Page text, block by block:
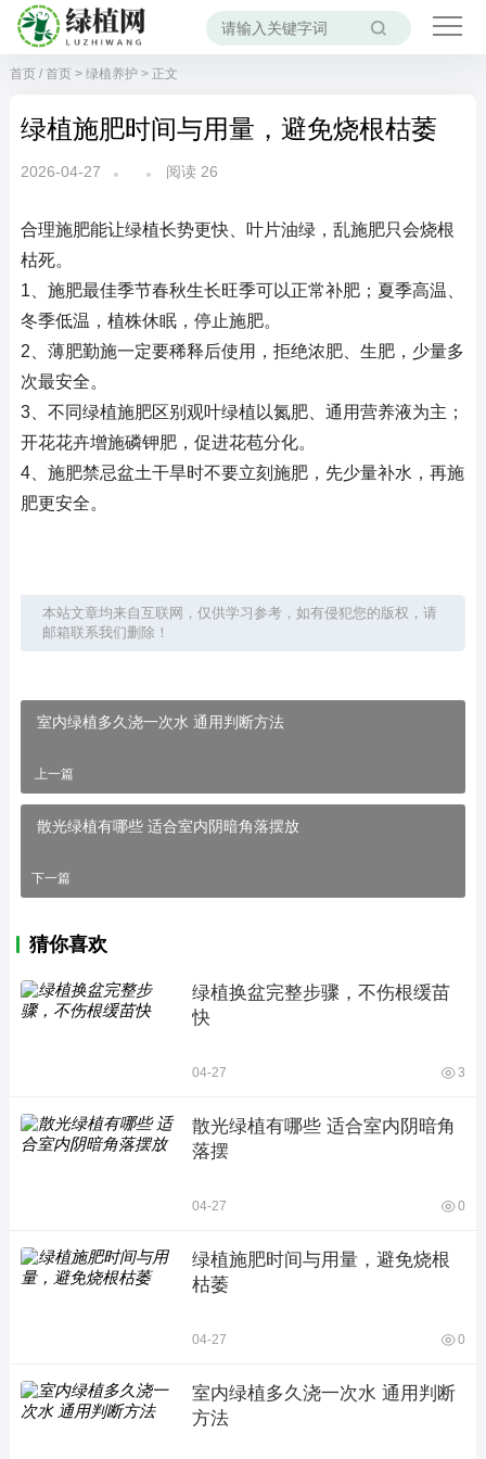
首页/ 首页> 绿植养护 > 正文
绿植施肥时间与用量，避免烧根枯萎
2026-04-27 阅读 26
合理施肥能让绿植长势更快、叶片油绿，乱施肥只会烧根
枯死。
1、施肥最佳季节春秋生长旺季可以正常补肥；夏季高温、
冬季低温，植株休眠，停止施肥。
2、薄肥勤施一定要稀释后使用，拒绝浓肥、生肥，少量多
次最安全。
3、不同绿植施肥区别观叶绿植以氮肥、通用营养液为主；
开花花卉增施磷钾肥，促进花苞分化。
4、施肥禁忌盆土干旱时不要立刻施肥，先少量补水，再施
肥更安全。
本站文章均来自互联网，仅供学习参考，如有侵犯您的版权，请
邮箱联系我们删除！
室内绿植多久浇一次水 通用判断方法
上一篇
散光绿植有哪些 适合室内阴暗角落摆放
下一篇
猜你喜欢
绿植换盆完整步骤，不伤根缓苗
快
04-27 3
散光绿植有哪些 适合室内阴暗角
落摆
04-27 0
绿植施肥时间与用量，避免烧根
枯萎
04-27 0
室内绿植多久浇一次水 通用判断
方法